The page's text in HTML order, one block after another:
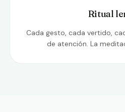
Ritual
Cada gesto, cada vertido,
de atención. La